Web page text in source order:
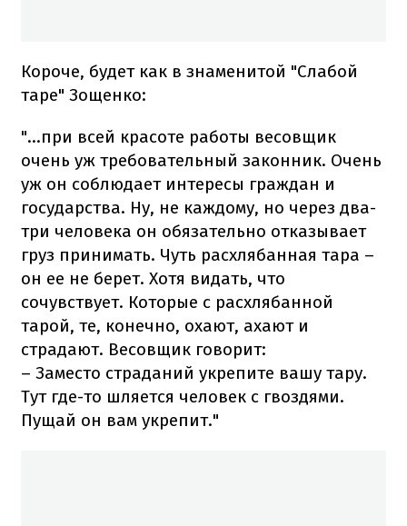
Короче, будет как в знаменитой "Слабой
таре" Зощенко:
"...при всей красоте работы весовщик
очень уж требовательный законник. Очень
уж он соблюдает интересы граждан и
государства. Ну, не каждому, но через два-
три человека он обязательно отказывает
груз принимать. Чуть расхлябанная тара –
он ее не берет. Хотя видать, что
сочувствует. Которые с расхлябанной
тарой, те, конечно, охают, ахают и
страдают. Весовщик говорит:
– Заместо страданий укрепите вашу тару.
Тут где-то шляется человек с гвоздями.
Пущай он вам укрепит."